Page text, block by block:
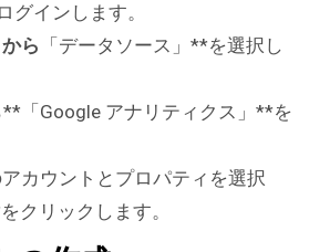
グインします。
から 「データソース」**を選択し
「Google アナリティクス」**を
カウントとプロパティを選択
クリックします。